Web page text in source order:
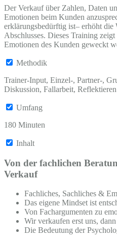
Der Verkauf über Zahlen, Daten
Emotionen beim Kunden
erklärungsbedürftig ist– erhöht die
Abschlusses. Dieses Training
Emotionen des Kunden geweckt
Methodik
Trainer-Input, Einzel-, Partner-,
Diskussion, Fallarbeit,
Umfang
180 Minuten
Inhalt
Von der fachlichen
Verkauf
Fachliches, Sachliches &
Das eigene Mindset ist
Von Fachargumenten zu
Wir verkaufen erst uns,
Die Bedeutung der